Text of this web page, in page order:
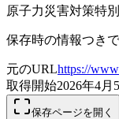
原子力災害対策特
保存時の情報つき
元のURLhttps://
取得開始2026年4月
保存ページを開く